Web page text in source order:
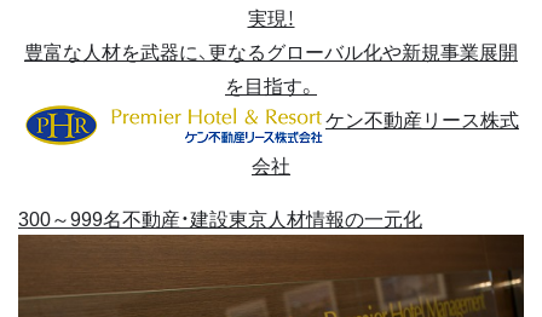
実現！
豊富な人材を武器に、更なるグローバル化や新規事業展開
を目指す。
ケン不動産リース株式
会社
300～999名不動産・建設東京人材情報の一元化